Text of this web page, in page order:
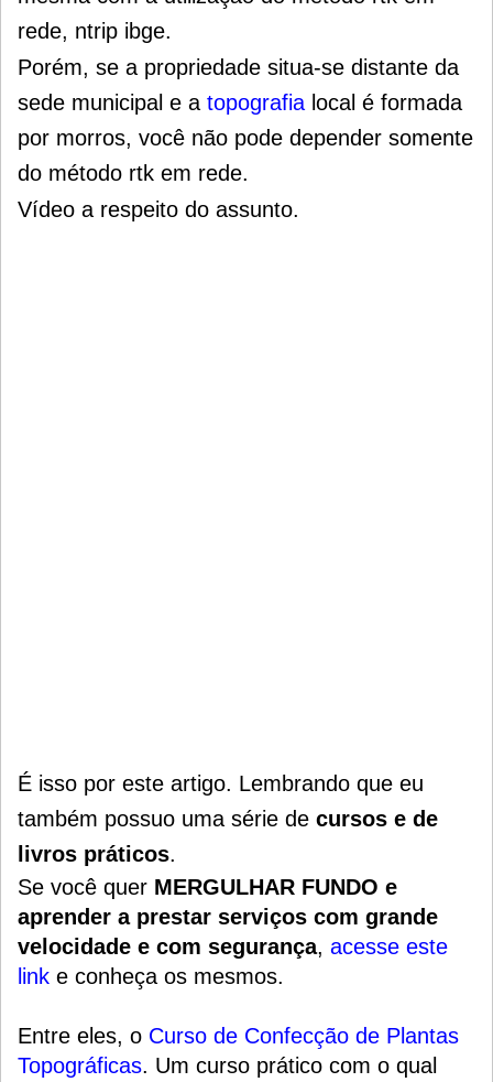
rede, ntrip ibge.
Porém, se a propriedade situa-se distante da
sede municipal e a topografialocal é formada
por morros, você não pode depender somente
do método rtk em rede.
Vídeo a respeito do assunto.
É isso por este artigo. Lembrando que eu
também possuo uma série de cursos e de
livros práticos.
Se você quer MERGULHAR FUNDO e
aprender a prestar serviços com grande
velocidade e com segurança, acesse este
link e conheça os mesmos.
Entre eles, o Curso de Confecção de Plantas
Topográficas. Um curso prático com o qual